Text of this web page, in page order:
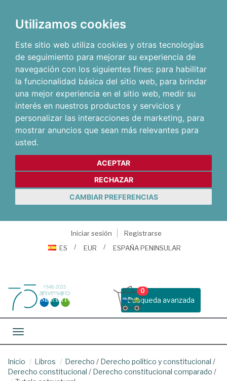
Utilizamos cookies
Este sitio web utiliza cookies y otras tecnologías
de seguimiento para mejorar su experiencia de
navegación con los siguientes fines: para habilitar
la funcionalidad básica del sitio web, para brindar
una mejor experiencia en el sitio web, medir su
interés en nuestros productos y servicios y
personalizar las interacciones de marketing, para
mostrar anuncios que sean más relevantes para
usted.
ACEPTAR
RECHAZAR
CAMBIAR PREFERENCIAS
Iniciar sesión
Registrarse
ES
EUR ESPAÑA PENINSULAR
Busqueda avanzada
0
Toggle navigation
Inicio Libros Derecho / Derecho político y constitucional /
Derecho constitucional / Derecho constitucional comparado /